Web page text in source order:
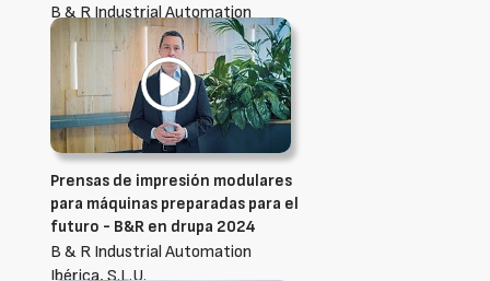
B & R Industrial Automation
Ibérica, S.L.U.
Prensas de impresión modulares
para máquinas preparadas para el
futuro - B&R en drupa 2024
B & R Industrial Automation
Ibérica, S.L.U.